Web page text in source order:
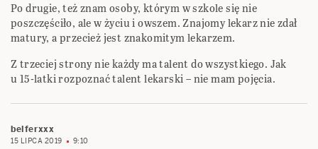
Po drugie, też znam osoby, którym w szkole się nie
poszczęściło, ale w życiu i owszem. Znajomy lekarz nie zdał
matury, a przecież jest znakomitym lekarzem.
Z trzeciej strony nie każdy ma talent do wszystkiego. Jak
u 15-latki rozpoznać talent lekarski – nie mam pojęcia.
belferxxx
15 LIPCA 2019 9:10